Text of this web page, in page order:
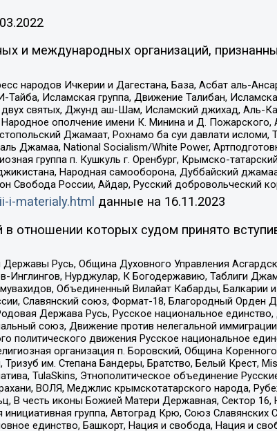
и международных организаций,
народов Ичкерии и Дагестана, База, Асбат аль-
Исламская группа, Движение Талибан,
святых, Джунд аш-Шам, Исламский джихад, Аль-
ополчение имени К. Минина и Д. Пожарского,
Джамаат, Рохнамо ба суи давлати исломи,
Джамаа, National Socialism/White Power,
группа п. Кушкуль г. Оренбург, Крымско-
Народная самооборона, Дуббайский
Свобода России, Айдар, Русский добровольческий
i-materialy.html данные на 16.11.2023
отношении которых судом принято
Русь, Община Духовного Управления
Нурджулар, К Богодержавию, Таблиги
Объединенный Вилайат Кабарды, Балкарии
Славянский союз, Формат-18, Благородный Орден
Держава Русь, Русское национальное единство,
союз, Движение против нелегальной
политического движения Русское национальное
организация п. Боровский, Община
им. Степана Бандеры, Братство, Белый Крест,
TulaSkins, Этнополитическое объединение
ВОЛЯ, Меджлис крымскотатарского народа,
В честь иконы Божией Матери Державная, Сектор 16,
группа, Автоград Крю, Союз Славянских
единство, Башкорт, Нация и свобода, Нация и